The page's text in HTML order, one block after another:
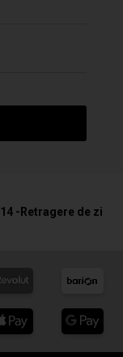
14 -Retragere de zi